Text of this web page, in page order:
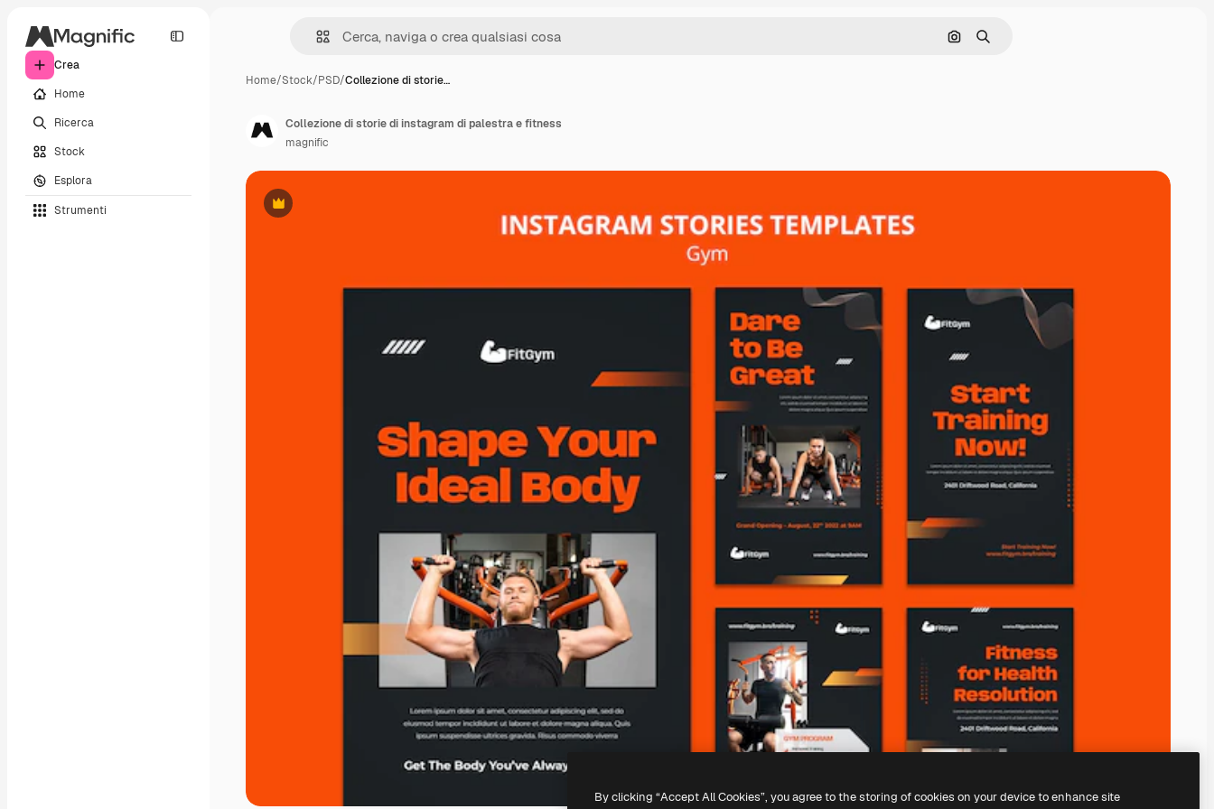
Crea
Home
Ricerca
Stock
Esplora
Strumenti
Cerca per immagine
Ricerca
Home/Stock/PSD/Collezione di storie…
Premium
Collezione di storie di instagram di palestra e fitness
magnific
By clicking “Accept All Cookies”, you agree to the storing of cookies on your device to enhance site